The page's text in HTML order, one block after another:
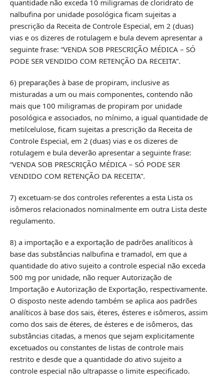
quantidade não exceda 10 miligramas de cloridrato de
nalbufina por unidade posológica ficam sujeitas a
prescrição da Receita de Controle Especial, em 2 (duas)
vias e os dizeres de rotulagem e bula devem apresentar a
seguinte frase: “VENDA SOB PRESCRIÇÃO MÉDICA – SÓ
PODE SER VENDIDO COM RETENÇÃO DA RECEITA”.
6) preparações à base de propiram, inclusive as
misturadas a um ou mais componentes, contendo não
mais que 100 miligramas de propiram por unidade
posológica e associados, no mínimo, a igual quantidade de
metilcelulose, ficam sujeitas a prescrição da Receita de
Controle Especial, em 2 (duas) vias e os dizeres de
rotulagem e bula deverão apresentar a seguinte frase:
“VENDA SOB PRESCRIÇÃO MÉDICA – SÓ PODE SER
VENDIDO COM RETENÇÃO DA RECEITA”.
7) excetuam-se dos controles referentes a esta Lista os
isômeros relacionados nominalmente em outra Lista deste
regulamento.
8) a importação e a exportação de padrões analíticos à
base das substâncias nalbufina e tramadol, em que a
quantidade do ativo sujeito a controle especial não exceda
500 mg por unidade, não requer Autorização de
Importação e Autorização de Exportação, respectivamente.
O disposto neste adendo também se aplica aos padrões
analíticos à base dos sais, éteres, ésteres e isômeros, assim
como dos sais de éteres, de ésteres e de isômeros, das
substâncias citadas, a menos que sejam explicitamente
excetuados ou constantes de listas de controle mais
restrito e desde que a quantidade do ativo sujeito a
controle especial não ultrapasse o limite especificado.